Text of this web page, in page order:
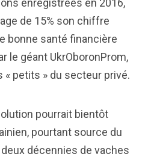
enregistrées en 2016,
de 15% son chiffre
bonne santé financière
le géant UkrOboronProm,
« petits » du secteur privé.
pourrait bientôt
pourtant source du
décennies de vaches